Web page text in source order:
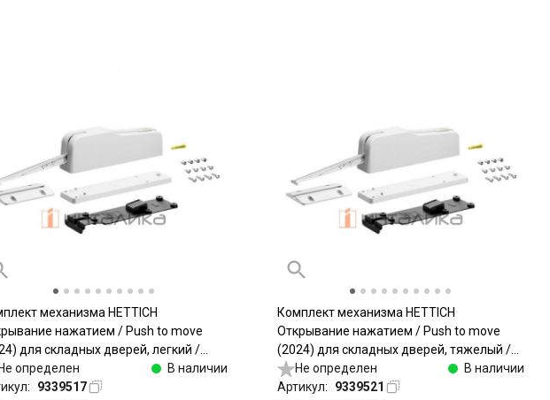
механизма HETTICH
нажатием / Push to move
для складных дверей, легкий /
белый
Не определен
В наличии
9339517
Комплект механизма HETTICH
Открывание нажатием / Push to move
(2024) для складных дверей, тяжелый /
Heavy, белый
Не определен
В наличии
Артикул:
9339521